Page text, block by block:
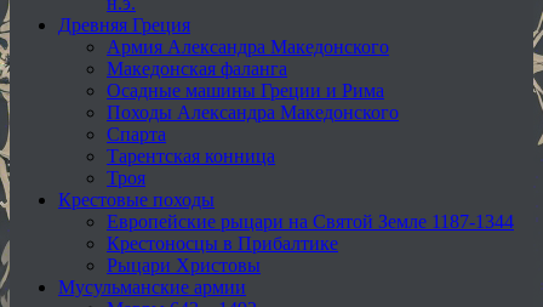
Древняя Греция
Армия Александра Македонского
Македонская фаланга
Осадные машины Греции и Рима
Походы Александра Македонского
Спарта
Тарентская конница
Троя
Крестовые походы
Европейские рыцари на Святой Земле 1187-1344
Крестоносцы в Прибалтике
Рыцари Христовы
Мусульманские армии